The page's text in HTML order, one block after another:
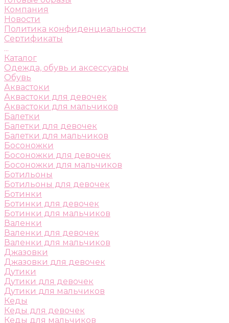
Компания
Новости
Политика конфиденциальности
Сертификаты
...
Каталог
Одежда, обувь и аксессуары
Обувь
Аквастоки
Аквастоки для девочек
Аквастоки для мальчиков
Балетки
Балетки для девочек
Балетки для мальчиков
Босоножки
Босоножки для девочек
Босоножки для мальчиков
Ботильоны
Ботильоны для девочек
Ботинки
Ботинки для девочек
Ботинки для мальчиков
Валенки
Валенки для девочек
Валенки для мальчиков
Джазовки
Джазовки для девочек
Дутики
Дутики для девочек
Дутики для мальчиков
Кеды
Кеды для девочек
Кеды для мальчиков